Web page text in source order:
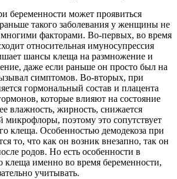
беременности может проявиться
такого заболевания у женщины не
факторами. Во-первых, во время
относительная имуносупрессия
шансы клеща на размножение и
даже если раньше он просто был на
симптомов. Во-вторых, при
гормональный состав и плацента
которые влияют на состояние
влажность, жирность, снижается
микрофлоры, поэтому это сопутствует
клеща. Особенностью демодекоза при
то, что как он возник внезапно, так он
родов. Но есть особенности в
клеща именно во время беременности,
учитывать.